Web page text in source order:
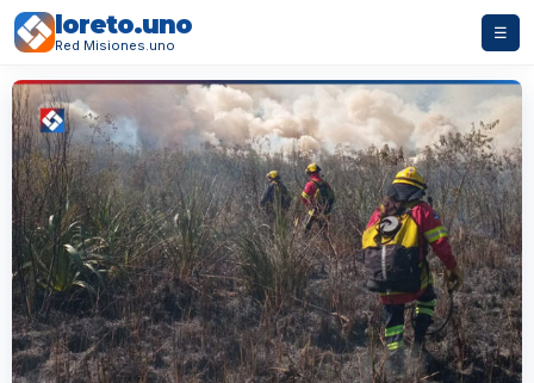
loreto.uno
Red Misiones.uno
☰